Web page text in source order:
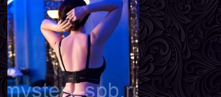
Инга
Возраст
Рост
161 см
Вес
55 кг
Грудь
3-й